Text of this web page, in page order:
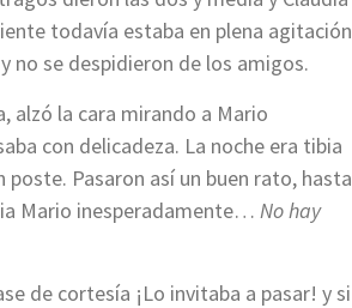
todavía estaba en plena agitación
no se despidieron de los amigos.
alzó la cara mirando a Mario
con delicadeza. La noche era tibia
Pasaron así un buen rato, hasta
Mario inesperadamente… No hay
de cortesía ¡Lo invitaba a pasar! y si